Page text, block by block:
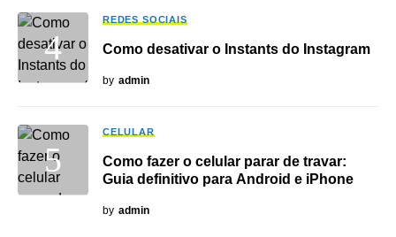
REDES SOCIAIS
Como desativar o Instants do Instagram
by admin
CELULAR
Como fazer o celular parar de travar:
Guia definitivo para Android e iPhone
by admin